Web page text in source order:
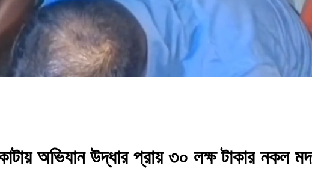
অভিযান উদ্ধার প্রায় ৩০ লক্ষ টাকার নকল মদ